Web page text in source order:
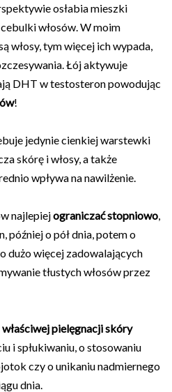
osłabia mieszki
włosów. W moim
włosy, tym więcej ich wypada,
Łój aktywuje
DHT w testosteron powodując
!
jedynie cienkiej warstewki
skórę i włosy, a także
wpływa na nawilżenie.
najlepiejograniczać stopniowo,
później o pół dnia, potem o
dużo więcej zadowalających
tłustych włosów przez
właściwej pielęgnacji skóry
i spłukiwaniu, o stosowaniu
czy o unikaniu nadmiernego
dnia.